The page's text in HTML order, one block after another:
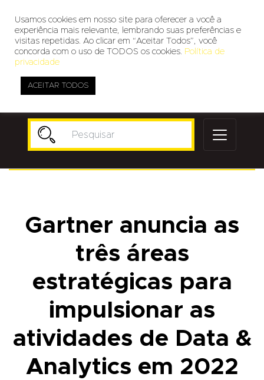
Gartner anuncia as
três áreas
estratégicas para
impulsionar as
atividades de Data &
Analytics em 2022
Usamos cookies em nosso site para oferecer a você a
experiência mais relevante, lembrando suas preferências e
visitas repetidas. Ao clicar em “Aceitar Todos”, você
concorda com o uso de TODOS os cookies. Política de
privacidade
ACEITAR TODOS